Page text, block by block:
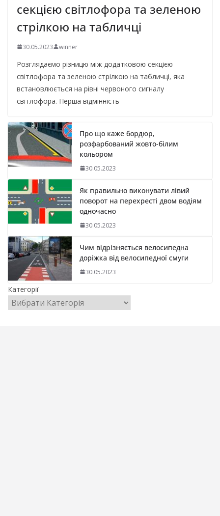
секцією світлофора та зеленою
стрілкою на табличці
30.05.2023 winner
Розглядаємо різницю між додатковою секцією
світлофора та зеленою стрілкою на табличці, яка
встановлюється на рівні червоного сигналу
світлофора. Перша відмінність
Про що каже бордюр,
розфарбований жовто-білим
кольором
30.05.2023
Як правильно виконувати лівий
поворот на перехресті двом водіям
одночасно
30.05.2023
Чим відрізняється велосипедна
доріжка від велосипедної смуги
30.05.2023
Категорії